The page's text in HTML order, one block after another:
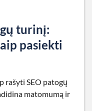
turinį:
pasiekti
rašyti SEO patogų
matomumą ir